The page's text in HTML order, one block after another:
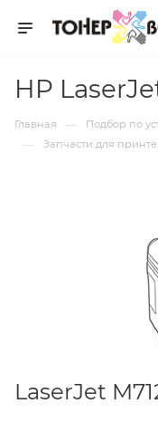
HP
Главная — Подбор по
— Запчасти для
LaserJet